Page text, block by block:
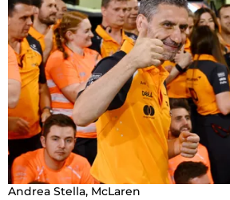
Andrea Stella, McLaren